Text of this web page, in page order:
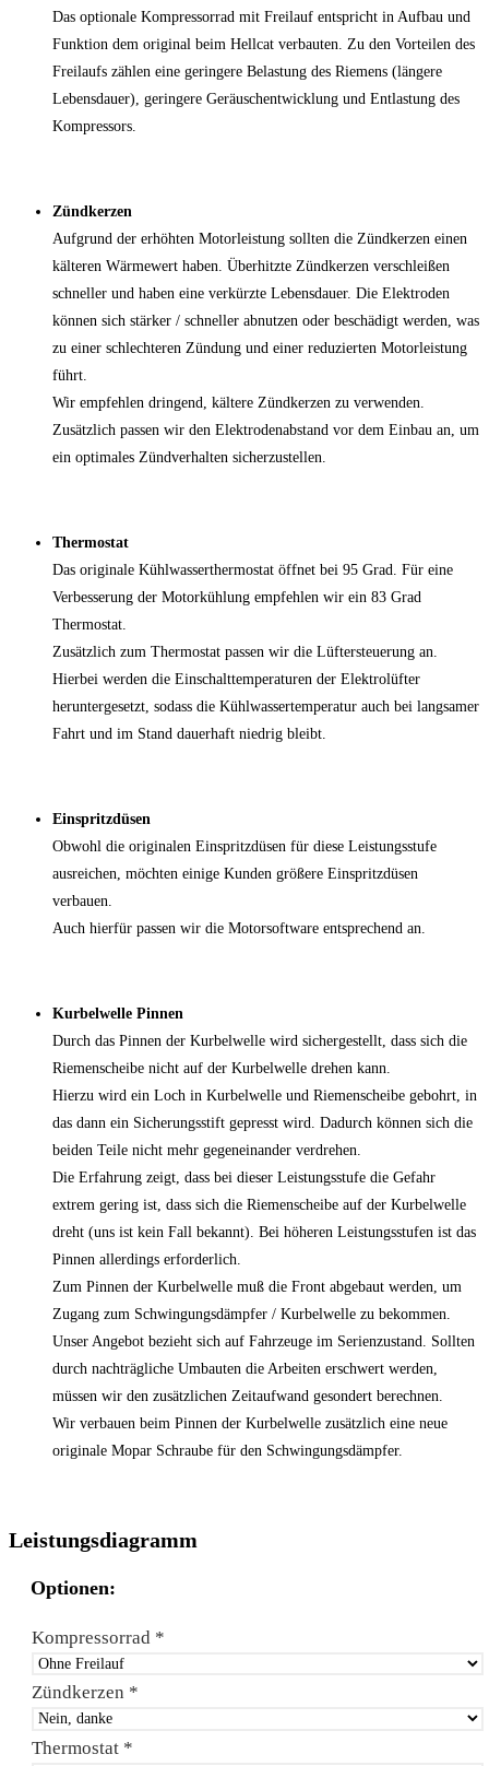
Das optionale Kompressorrad mit Freilauf entspricht in Aufbau und
Funktion dem original beim Hellcat verbauten. Zu den Vorteilen des
Freilaufs zählen eine geringere Belastung des Riemens (längere
Lebensdauer), geringere Geräuschentwicklung und Entlastung des
Kompressors.
Zündkerzen
Aufgrund der erhöhten Motorleistung sollten die Zündkerzen einen
kälteren Wärmewert haben. Überhitzte Zündkerzen verschleißen
schneller und haben eine verkürzte Lebensdauer. Die Elektroden
können sich stärker / schneller abnutzen oder beschädigt werden, was
zu einer schlechteren Zündung und einer reduzierten Motorleistung
führt.
Wir empfehlen dringend, kältere Zündkerzen zu verwenden.
Zusätzlich passen wir den Elektrodenabstand vor dem Einbau an, um
ein optimales Zündverhalten sicherzustellen.
Thermostat
Das originale Kühlwasserthermostat öffnet bei 95 Grad. Für eine
Verbesserung der Motorkühlung empfehlen wir ein 83 Grad
Thermostat.
Zusätzlich zum Thermostat passen wir die Lüftersteuerung an.
Hierbei werden die Einschalttemperaturen der Elektrolüfter
heruntergesetzt, sodass die Kühlwassertemperatur auch bei langsamer
Fahrt und im Stand dauerhaft niedrig bleibt.
Einspritzdüsen
Obwohl die originalen Einspritzdüsen für diese Leistungsstufe
ausreichen, möchten einige Kunden größere Einspritzdüsen
verbauen.
Auch hierfür passen wir die Motorsoftware entsprechend an.
Kurbelwelle Pinnen
Durch das Pinnen der Kurbelwelle wird sichergestellt, dass sich die
Riemenscheibe nicht auf der Kurbelwelle drehen kann.
Hierzu wird ein Loch in Kurbelwelle und Riemenscheibe gebohrt, in
das dann ein Sicherungsstift gepresst wird. Dadurch können sich die
beiden Teile nicht mehr gegeneinander verdrehen.
Die Erfahrung zeigt, dass bei dieser Leistungsstufe die Gefahr
extrem gering ist, dass sich die Riemenscheibe auf der Kurbelwelle
dreht (uns ist kein Fall bekannt). Bei höheren Leistungsstufen ist das
Pinnen allerdings erforderlich.
Zum Pinnen der Kurbelwelle muß die Front abgebaut werden, um
Zugang zum Schwingungsdämpfer / Kurbelwelle zu bekommen.
Unser Angebot bezieht sich auf Fahrzeuge im Serienzustand. Sollten
durch nachträgliche Umbauten die Arbeiten erschwert werden,
müssen wir den zusätzlichen Zeitaufwand gesondert berechnen.
Wir verbauen beim Pinnen der Kurbelwelle zusätzlich eine neue
originale Mopar Schraube für den Schwingungsdämpfer.
Leistungsdiagramm
Optionen:
Kompressorrad *
Zündkerzen *
Thermostat *